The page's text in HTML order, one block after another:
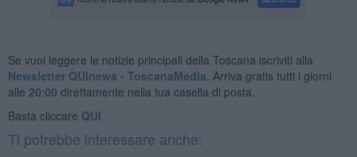
Se vuoi leggere le notizie principali della Toscana iscriviti alla
Newsletter QUInews - ToscanaMedia. Arriva gratis tutti i giorni
alle 20:00 direttamente nella tua casella di posta.
Basta cliccare QUI
Ti potrebbe interessare anche: